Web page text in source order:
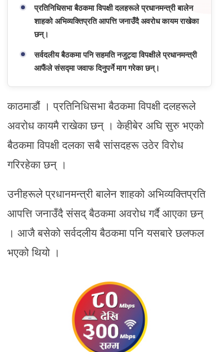
प्रतिनिधिसभा बैठकमा विपक्षी दलहरूले प्रधानमन्त्री बालेन
शाहको अभिव्यक्तिप्रति आपत्ति जनाउँदै अवरोध कायम राखेका
छन्।
सर्वदलीय बैठकमा पनि सहमति नजुट्दा विपक्षीले प्रधानमन्त्री
आफैंले संसद्मा जवाफ दिनुपर्ने माग गरेका छन्।
काठमाडौं । प्रतिनिधिसभा बैठकमा विपक्षी दलहरूले
अवरोध कायमै राखेका छन् । केहीबेर अघि सुरु भएको
बैठकमा विपक्षी दलका सबै सांसदहरू उठेर विरोध
गरिरहेका छन् ।
उनीहरूले प्रधानमन्त्री बालेन शाहको अभिव्यक्तिप्रति
आपत्ति जनाउँदै संसद् बैठकमा अवरोध गर्दै आएका छन्
। आजै बसेको सर्वदलीय बैठकमा पनि यसबारे छलफल
भएको थियो ।